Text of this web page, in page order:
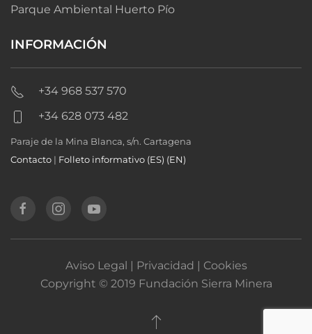
Parque Ambiental Huerto Pío
INFORMACIÓN
+34 968 537 570
+34 628 073 482
Paraje de la Mina Blanca, s/n. Cartagena
Contacto | Folleto informativo (ES) (EN)
Aviso Legal | Privacidad | Cookies
Copyright © 2019 Fundación Sierra Minera